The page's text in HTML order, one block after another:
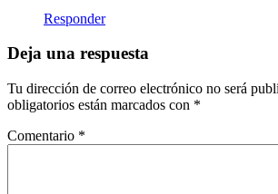
Responder
Deja una respuesta
Tu dirección de correo electrónico no será
obligatorios están marcados con *
Comentario *